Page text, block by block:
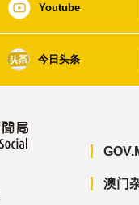
Youtube
今日头条
澳门